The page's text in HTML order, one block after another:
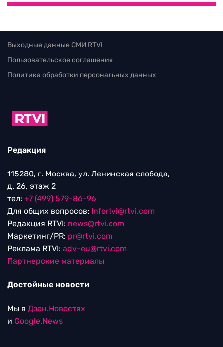
Выходные данные СМИ RTVI
Пользовательское соглашение
Политика обработки персональных данных
Редакция
115280, г. Москва, ул. Ленинская слобода,
д. 26, этаж 2
тел: +7 (499) 579-86-96
Для общих вопросов: Infortvi@rtvi.com
Редакция RTVI: news@rtvi.com
Маркетинг/PR: pr@rtvi.com
Реклама RTVI: adv-eu@rtvi.com
Партнерские материалы
Достойные новости
Мы в Дзен.Новостях
и Google.News